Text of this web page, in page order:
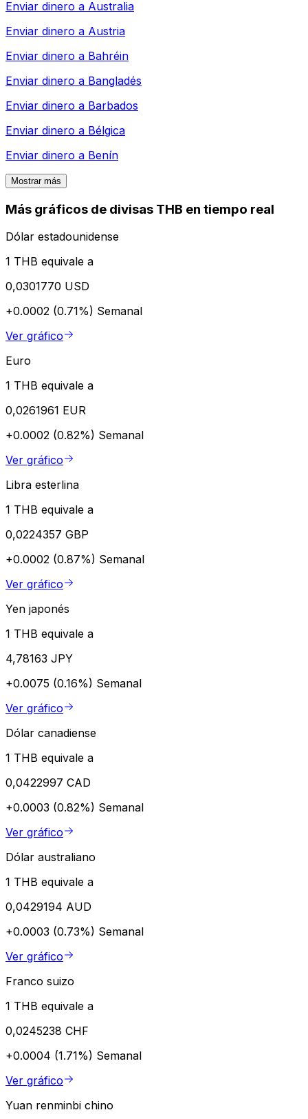
Enviar dinero a Australia
Enviar dinero a Austria
Enviar dinero a Bahréin
Enviar dinero a Bangladés
Enviar dinero a Barbados
Enviar dinero a Bélgica
Enviar dinero a Benín
Mostrar más
Más gráficos de divisas THB en tiempo real
Dólar estadounidense
1 THB equivale a
0,0301770 USD
+0.0002 (0.71%) Semanal
Ver gráfico
Euro
1 THB equivale a
0,0261961 EUR
+0.0002 (0.82%) Semanal
Ver gráfico
Libra esterlina
1 THB equivale a
0,0224357 GBP
+0.0002 (0.87%) Semanal
Ver gráfico
Yen japonés
1 THB equivale a
4,78163 JPY
+0.0075 (0.16%) Semanal
Ver gráfico
Dólar canadiense
1 THB equivale a
0,0422997 CAD
+0.0003 (0.82%) Semanal
Ver gráfico
Dólar australiano
1 THB equivale a
0,0429194 AUD
+0.0003 (0.73%) Semanal
Ver gráfico
Franco suizo
1 THB equivale a
0,0245238 CHF
+0.0004 (1.71%) Semanal
Ver gráfico
Yuan renminbi chino